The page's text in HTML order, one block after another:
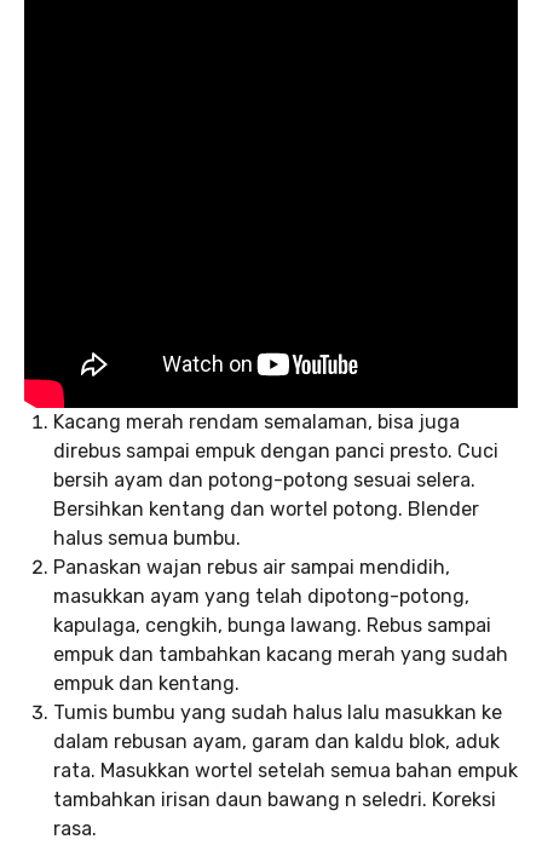
Kacang merah rendam semalaman, bisa juga
direbus sampai empuk dengan panci presto. Cuci
bersih ayam dan potong-potong sesuai selera.
Bersihkan kentang dan wortel potong. Blender
halus semua bumbu.
Panaskan wajan rebus air sampai mendidih,
masukkan ayam yang telah dipotong-potong,
kapulaga, cengkih, bunga lawang. Rebus sampai
empuk dan tambahkan kacang merah yang sudah
empuk dan kentang.
Tumis bumbu yang sudah halus lalu masukkan ke
dalam rebusan ayam, garam dan kaldu blok, aduk
rata. Masukkan wortel setelah semua bahan empuk
tambahkan irisan daun bawang n seledri. Koreksi
rasa.